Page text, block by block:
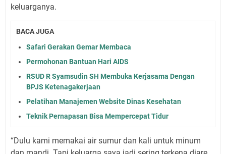
keluarganya.
BACA JUGA
Safari Gerakan Gemar Membaca
Permohonan Bantuan Hari AIDS
RSUD R Syamsudin SH Membuka Kerjasama Dengan
BPJS Ketenagakerjaan
Pelatihan Manajemen Website Dinas Kesehatan
Teknik Pernapasan Bisa Mempercepat Tidur
“Dulu kami memakai air sumur dan kali untuk minum